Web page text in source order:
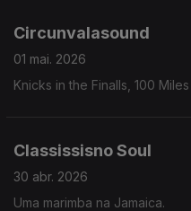
Circunvalasound
01 mai. 2026
Knicks in the Finalls, 100 Miles
Classissisno Soul
30 abr. 2026
Uma marimba na Jamaica.